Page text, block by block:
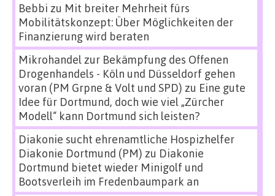
Bebbi zu Mit breiter Mehrheit fürs
Mobilitätskonzept: Über Möglichkeiten der
Finanzierung wird beraten
Mikrohandel zur Bekämpfung des Offenen
Drogenhandels - Köln und Düsseldorf gehen
voran (PM Grpne & Volt und SPD) zu Eine gute
Idee für Dortmund, doch wie viel „Zürcher
Modell“ kann Dortmund sich leisten?
Diakonie sucht ehrenamtliche Hospizhelfer
Diakonie Dortmund (PM) zu Diakonie
Dortmund bietet wieder Minigolf und
Bootsverleih im Fredenbaumpark an